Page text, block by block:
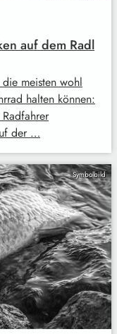
auf dem Radl
meisten wohl
halten können:
der …
Symbolbild